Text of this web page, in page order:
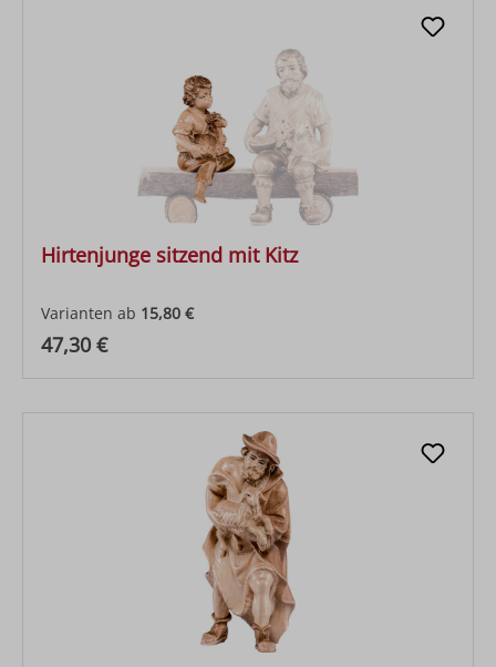
Hirtenjunge sitzend mit Kitz
Varianten ab 15,80 €
Regulärer Preis:
47,30 €